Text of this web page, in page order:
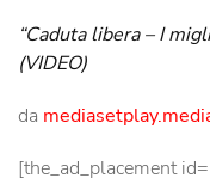
“Caduta libera – I
(VIDEO)
da
[the_ad_placement